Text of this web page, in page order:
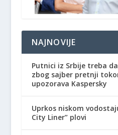
NAJNOVIJE
Putnici iz Srbije treba
zbog sajber pretnji
upozorava Kaspersky
Uprkos niskom
City Liner” plovi